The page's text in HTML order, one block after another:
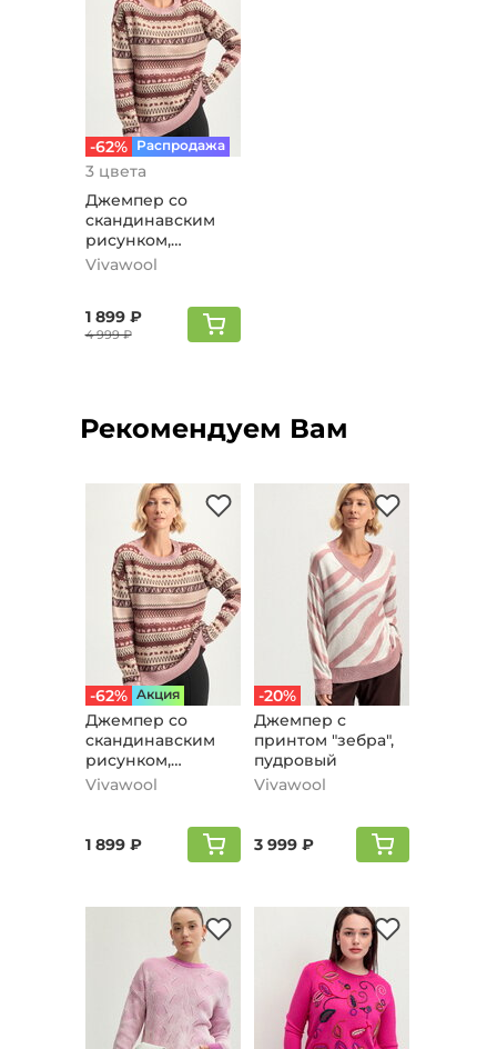
-62% Распродажа
3 цвета
Джемпер со
скандинавским
рисунком,
пудровый
Vivawool
1 899 ₽
4 999 ₽
Рекомендуем Вам
-62% Aкция
Джемпер со
скандинавским
рисунком,
пудровый
Vivawool
1 899 ₽
-20%
Джемпер с
принтом "зебра",
пудровый
Vivawool
3 999 ₽